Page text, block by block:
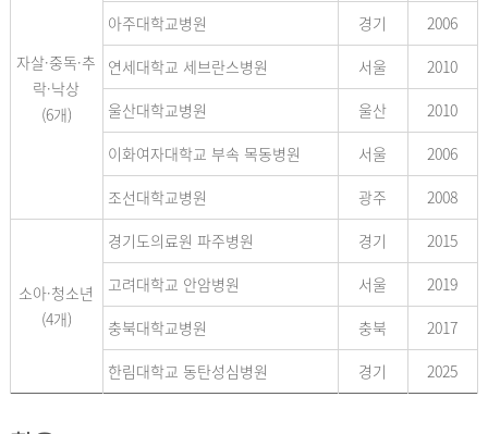
자살·중독·추
락·낙상
(6개)
아주대학교병원
경기
2006
연세대학교 세브란스병원
서울
2010
울산대학교병원
울산
2010
이화여자대학교 부속 목동병원
서울
2006
조선대학교병원
광주 2008
소아·청소년
(4개)
경기도의료원 파주병원 경기
2015
고려대학교 안암병원
서울
2019
충북대학교병원
충북
2017
한림대학교 동탄성심병원
경기 2025